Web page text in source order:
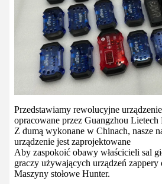
Przedstawiamy rewolucyjne
opracowane przez Guangzhou
Z dumą wykonane w Chinach, nasze
urządzenie jest zaprojektowane
Aby zaspokoić obawy właścicieli sal
graczy używających urządzeń zappery
Maszyny stołowe Hunter.